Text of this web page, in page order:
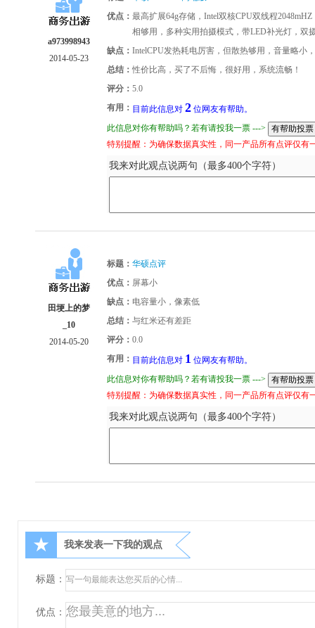
a973998943
2014-05-23
优点： 最高扩展64g存储，Intel双核CPU双线程
相够用，多种实用拍摄模式，带LED补光灯，双
缺点： IntelCPU发热耗电厉害，但散热够用，音量略小
总结： 性价比高，买了不后悔，很好用，系统流畅！
评分： 5.0
有用： 目前此信息对 2 位网友有帮助。
此信息对你有帮助吗？若有请投我一票 --->
特别提醒：为确保数据真实性，同一产品所有点评仅有
我来对此观点说两句（最多400个字符）
田埂上的梦
_10
2014-05-20
标题： 华硕点评
优点： 屏幕小
缺点： 电容量小，像素低
总结： 与红米还有差距
评分： 0.0
有用： 目前此信息对 1 位网友有帮助。
此信息对你有帮助吗？若有请投我一票 --->
特别提醒：为确保数据真实性，同一产品所有点评仅有
我来对此观点说两句（最多400个字符）
★ 我来发表一下我的观点
标题：
优点：